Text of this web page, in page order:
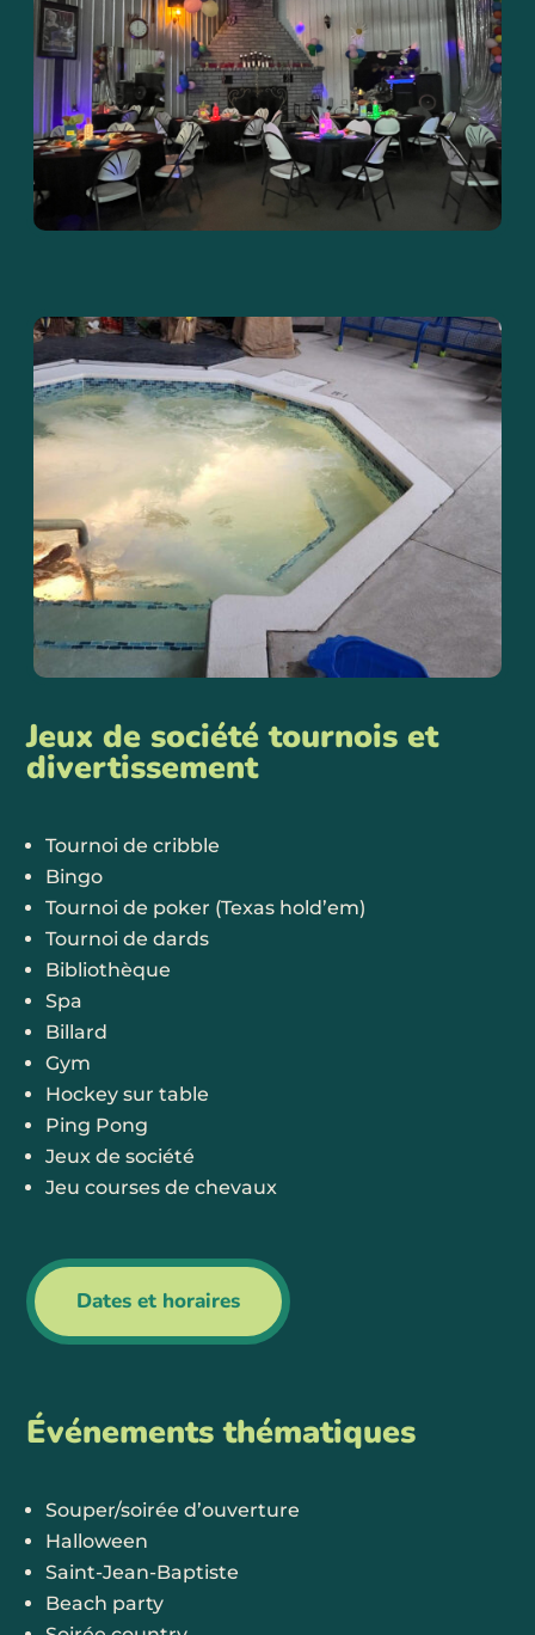
Jeux de société tournois et
divertissement
Tournoi de cribble
Bingo
Tournoi de poker (Texas hold’em)
Tournoi de dards
Bibliothèque
Spa
Billard
Gym
Hockey sur table
Ping Pong
Jeux de société
Jeu courses de chevaux
Dates et horaires
Événements thématiques
Souper/soirée d’ouverture
Halloween
Saint-Jean-Baptiste
Beach party